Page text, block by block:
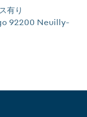
有り
92200 Neuilly-